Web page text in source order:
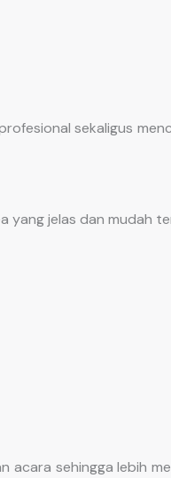
sekaligus
yang jelas dan mudah
acara sehingga lebih